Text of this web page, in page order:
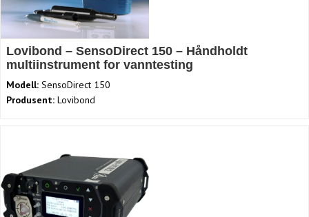
Lovibond – SensoDirect 150 – Håndholdt
multiinstrument for vanntesting
Modell: SensoDirect 150
Produsent: Lovibond